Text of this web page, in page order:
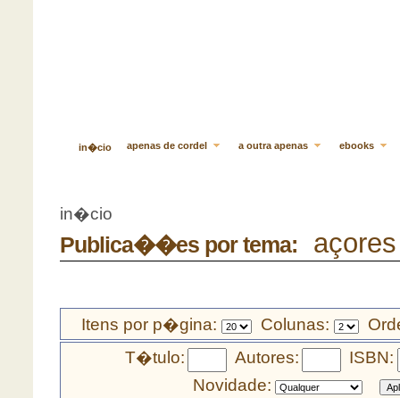
in�cio apenas de cordel a outra apenas ebooks
in�cio
Publica��es por tema: açores
Itens por p�gina: Colunas:
T�tulo:
Autores:
ISBN:
Novidade: